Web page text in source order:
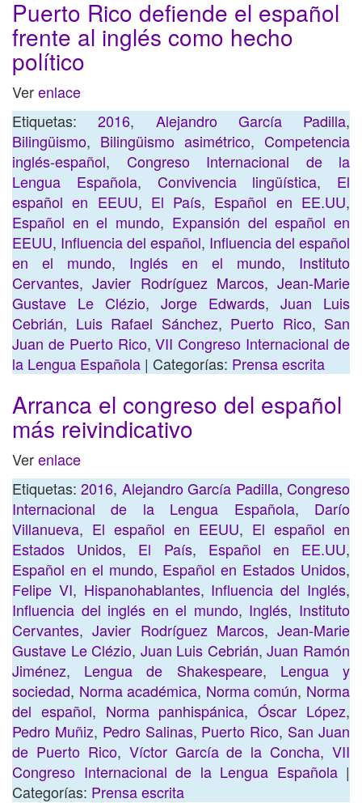
Puerto Rico defiende el español
frente al inglés como hecho
político
Verenlace
Etiquetas:2016, Alejandro García Padilla,
Bilingüismo, Bilingüismo asimétrico, Competencia
inglés-español, Congreso Internacional de la
Lengua Española, Convivencia lingüística, El
español en EEUU, El País, Español en EE.UU,
Español en el mundo, Expansión del español en
EEUU, Influencia del español, Influencia del español
en el mundo, Inglés en el mundo, Instituto
Cervantes,Javier Rodríguez Marcos, Jean-Marie
Gustave Le Clézio, Jorge Edwards, Juan Luis
Cebrián, Luis Rafael Sánchez, Puerto Rico, San
Juan de Puerto Rico,VII Congreso Internacional de
la Lengua Española | Categorías: Prensa escrita
Arranca el congreso del español
más reivindicativo
Verenlace
Etiquetas:2016, Alejandro García Padilla,Congreso
Internacional de la Lengua Española, Darío
Villanueva, El español en EEUU, El español en
Estados Unidos, El País, Español en EE.UU,
Español en el mundo, Español en Estados Unidos,
Felipe VI, Hispanohablantes, Influencia del Inglés,
Influencia del inglés en el mundo, Inglés, Instituto
Cervantes,Javier Rodríguez Marcos, Jean-Marie
Gustave Le Clézio, Juan Luis Cebrián,Juan Ramón
Jiménez, Lengua de Shakespeare, Lengua y
sociedad, Norma académica, Norma común, Norma
del español, Norma panhispánica,Óscar López,
Pedro Muñiz, Pedro Salinas, Puerto Rico, San Juan
de Puerto Rico, Víctor García de la Concha, VII
Congreso Internacional de la Lengua Española|
Categorías: Prensa escrita